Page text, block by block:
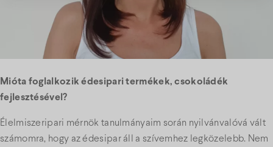
Mióta foglalkozik édesipari termékek, csokoládék
fejlesztésével?
Élelmiszeripari mérnök tanulmányaim során nyilvánvalóvá vált
számomra, hogy az édesipar áll a szívemhez legközelebb. Nem